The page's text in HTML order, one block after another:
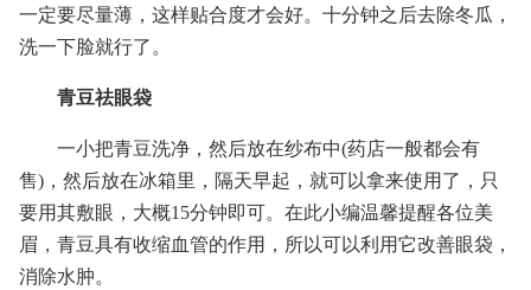
一定要尽量薄，这样贴合度才会好。十分钟之后去除冬瓜，
洗一下脸就行了。
青豆祛眼袋
一小把青豆洗净，然后放在纱布中(药店一般都会有
售)，然后放在冰箱里，隔天早起，就可以拿来使用了，只
要用其敷眼，大概15分钟即可。在此小编温馨提醒各位美
眉，青豆具有收缩血管的作用，所以可以利用它改善眼袋，
消除水肿。